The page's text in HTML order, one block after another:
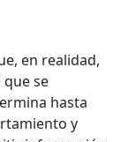
en realidad,
se
hasta
y